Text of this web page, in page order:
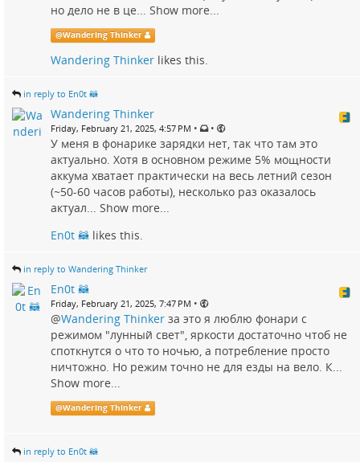
но дело не в це... Show more...
@Wandering Thinker
Wandering Thinker likes this.
in reply to En0t 🦝
Wandering Thinker
Friday, February 21, 2025, 4:57 PM • •
У меня в фонарике зарядки нет, так что там это
актуально. Хотя в основном режиме 5% мощности
аккума хватает практически на весь летний сезон
(~50-60 часов работы), несколько раз оказалось
актуал... Show more...
En0t 🦝 likes this.
in reply to Wandering Thinker
En0t 🦝
Friday, February 21, 2025, 7:47 PM •
@Wandering Thinker за это я люблю фонари с
режимом "лунный свет", яркости достаточно чтоб не
споткнутся о что то ночью, а потребление просто
ничтожно. Но режим точно не для езды на вело. К...
Show more...
@Wandering Thinker
in reply to En0t 🦝